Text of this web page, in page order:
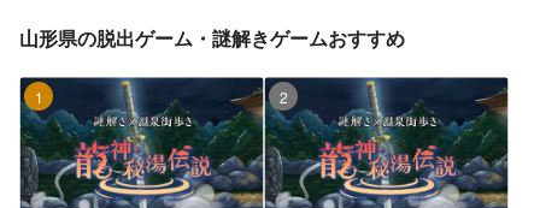
山形県の脱出ゲーム・謎解きゲームおすすめ